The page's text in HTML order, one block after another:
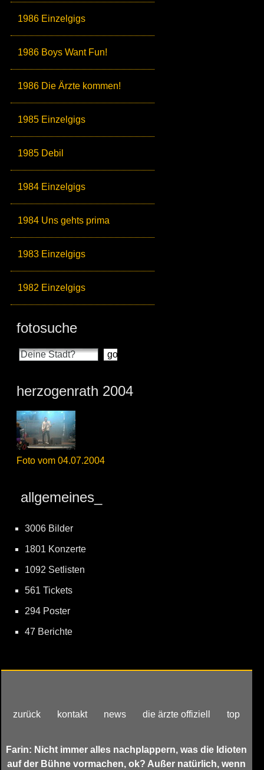
1986 Einzelgigs
1986 Boys Want Fun!
1986 Die Ärzte kommen!
1985 Einzelgigs
1985 Debil
1984 Einzelgigs
1984 Uns gehts prima
1983 Einzelgigs
1982 Einzelgigs
fotosuche
herzogenrath 2004
Foto vom 04.07.2004
allgemeines_
3006 Bilder
1801 Konzerte
1092 Setlisten
561 Tickets
294 Poster
47 Berichte
zurück kontakt news die ärzte offiziell top
Farin: Nicht immer alles nachplappern, was die Idioten
auf der Bühne vormachen, ok? Außer natürlich, wenn